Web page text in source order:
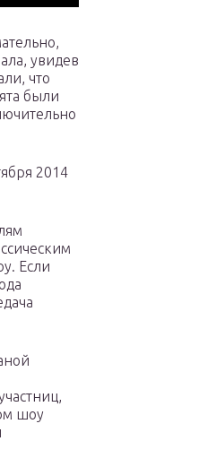
увидев
что
были
2014
Если
шоу